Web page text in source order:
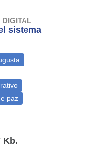
DIGITAL
sistema
Kb.